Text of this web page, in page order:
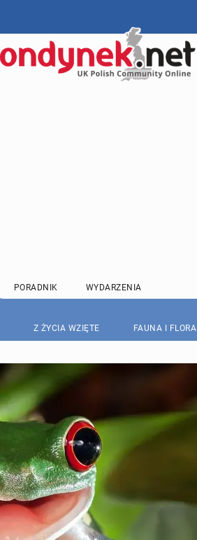
PORADNIK WYDARZENIA
Z ŻYCIA WZIĘTE FAUNA I FLORA